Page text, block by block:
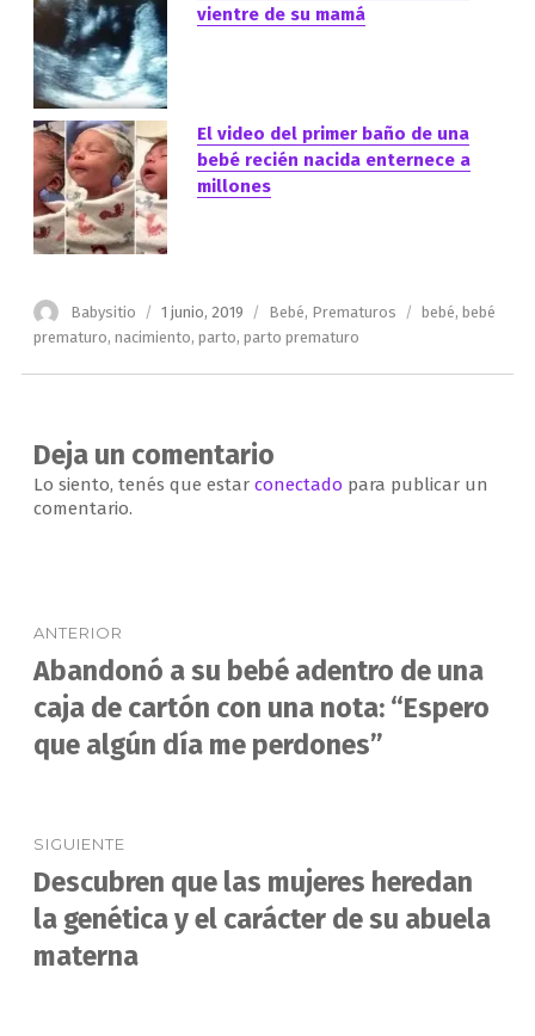
vientre de su mamá
El video del primer baño de una
bebé recién nacida enternece a
millones
Autor
Babysitio
Publicado
el
1 junio, 2019 Categorías
Bebé, Prematuros Etiquetas
bebé, bebé
prematuro, nacimiento, parto, parto prematuro
Deja un comentario
Lo siento, tenés que estar conectado para publicar un
comentario.
de
entradas
ANTERIOR
Entrada
anterior:
Abandonó a su bebé adentro de una
caja de cartón con una nota: “Espero
que algún día me perdones”
SIGUIENTE
Entrada
siguiente:
Descubren que las mujeres heredan
la genética y el carácter de su abuela
materna